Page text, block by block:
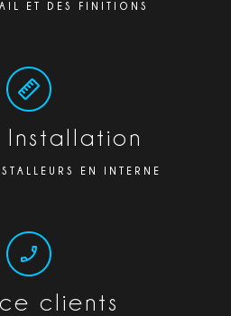
ET DES FINITIONS
Installation
EN INTERNE
clients